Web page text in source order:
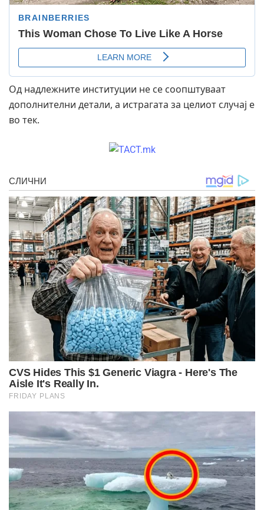
Од надлежните институции не се соопштуваат
дополнителни детали, а истрагата за целиот случај е
во тек.